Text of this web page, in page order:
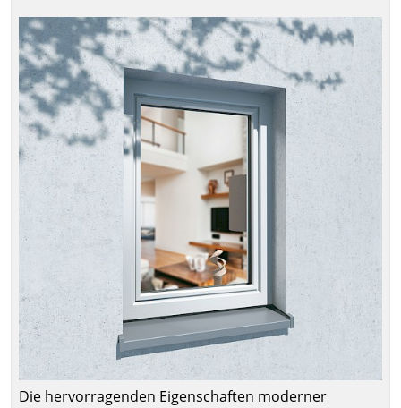
Die hervorragenden Eigenschaften moderner